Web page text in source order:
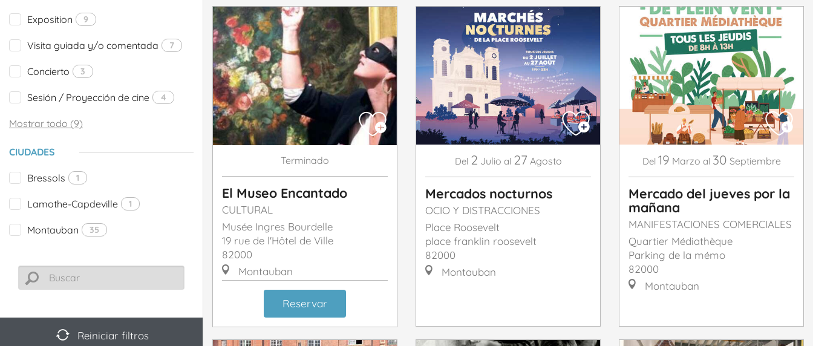
Exposition 9
Visita guiada y/o comentada 7
Concierto 3
Sesión / Proyección de cine 4
Mostrar todo (9)
CIUDADES
Bressols 1
Lamothe-Capdeville 1
Montauban 35
Reiniciar filtros
Terminado
El Museo Encantado
CULTURAL
Musée Ingres Bourdelle
19 rue de l'Hôtel de Ville
82000
Montauban
Reservar
Del 2 Julio al 27 Agosto
Mercados nocturnos
OCIO Y DISTRACCIONES
Place Roosevelt
place franklin roosevelt
82000
Montauban
Del 19 Marzo al 30 Septiembre
Mercado del jueves por la
mañana
MANIFESTACIONES COMERCIALES
Quartier Médiathèque
Parking de la mémo
82000
Montauban